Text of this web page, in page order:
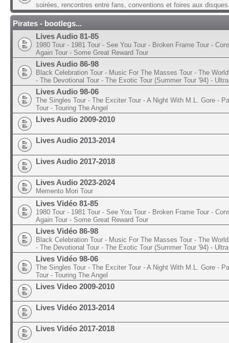
soirées, rencontres entre fans, conventions et foires aux
Pirates - bootlegs...
Lives Audio 81-85
1980 Tour - 1981 Tour - See You Tour - Broken Frame Tour -
Again Tour - Some Great Reward Tour
Lives Audio 86-98
Black Celebration Tour - Music For The Masses Tour - The
- The Devotional Tour - The Exotic Tour (Summer Tour '94) -
Lives Audio 98-06
The Singles Tour - The Exciter Tour - A Night With M.L. Gore -
Tour - Touring The Angel
Lives Audio 2009-2010
Lives Audio 2013-2014
Lives Audio 2017-2018
Lives Audio 2023-2024
Memento Mori Tour
Lives Vidéo 81-85
1980 Tour - 1981 Tour - See You Tour - Broken Frame Tour -
Again Tour - Some Great Reward Tour
Lives Vidéo 86-98
Black Celebration Tour - Music For The Masses Tour - The
- The Devotional Tour - The Exotic Tour (Summer Tour '94) -
Lives Vidéo 98-06
The Singles Tour - The Exciter Tour - A Night With M.L. Gore -
Tour - Touring The Angel
Lives Video 2009-2010
Lives Vidéo 2013-2014
Lives Vidéo 2017-2018